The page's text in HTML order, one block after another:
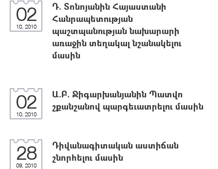
02
10, 2010
Դ. Տոնոյանին Հայաստանի
Հանրապետության
պաշտպանության նախարարի
առաջին տեղակալ նշանակելու
մասին
02
10, 2010
Ա.Բ. Ջիգարխանյանին Պատվո
շքանշանով պարգեւատրելու մասին
28
09, 2010
Դիվանագիտական աստիճան
շնորհելու մասին